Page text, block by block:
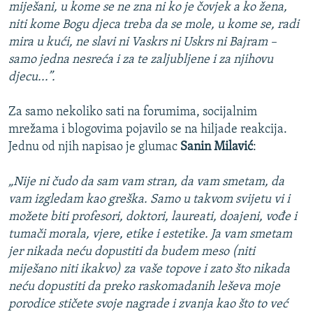
miješani, u kome se ne zna ni ko je čovjek a ko žena,
niti kome Bogu djeca treba da se mole, u kome se, radi
mira u kući, ne slavi ni Vaskrs ni Uskrs ni Bajram –
samo jedna nesreća i za te zaljubljene i za njihovu
djecu...”.
Za samo nekoliko sati na forumima, socijalnim
mrežama i blogovima pojavilo se na hiljade reakcija.
Jednu od njih napisao je glumac Sanin Milavić:
„Nije ni čudo da sam vam stran, da vam smetam, da
vam izgledam kao greška. Samo u takvom svijetu vi i
možete biti profesori, doktori, laureati, doajeni, vođe i
tumači morala, vjere, etike i estetike. Ja vam smetam
jer nikada neću dopustiti da budem meso (niti
miješano niti ikakvo) za vaše topove i zato što nikada
neću dopustiti da preko raskomadanih leševa moje
porodice stičete svoje nagrade i zvanja kao što to već